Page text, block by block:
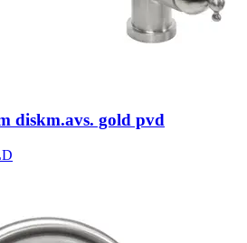
diskm.avs. gold pvd